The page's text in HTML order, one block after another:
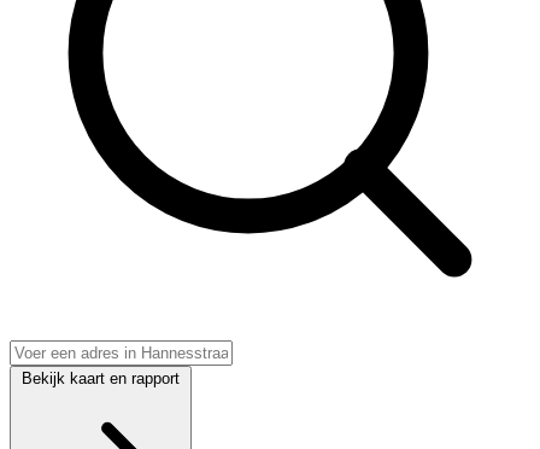
Bekijk kaart en rapport